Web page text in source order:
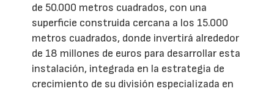
de 50.000 metros cuadrados, con una
superficie construida cercana a los 15.000
metros cuadrados, donde invertirá alrededor
de 18 millones de euros para desarrollar esta
instalación, integrada en la estrategia de
crecimiento de su división especializada en